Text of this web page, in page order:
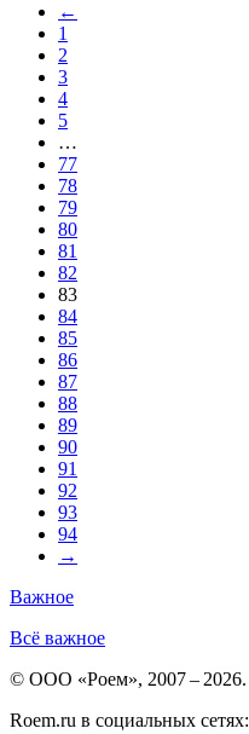
←
1
2
3
4
5
…
77
78
79
80
81
82
83
84
85
86
87
88
89
90
91
92
93
94
→
Важное
Всё важное
© ООО «Роем», 2007 – 2026.
Roem.ru в социальных сетях: